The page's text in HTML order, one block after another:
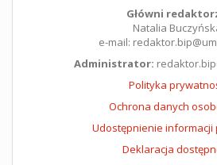
Główni
Natalia
e-mail:
Administrator:
Polityka
Ochrona danych
Udostępnienie informacji
Deklaracja